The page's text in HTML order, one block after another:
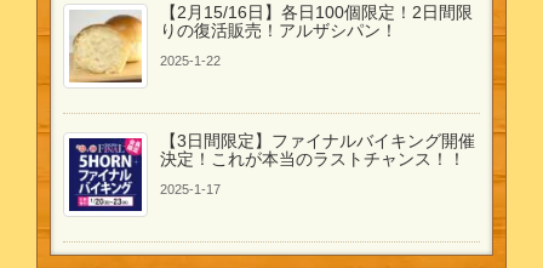
【2月15/16日】各日100個限定！2日間限
りの復活販売！アルザシパン！
2025-1-22
【3日間限定】ファイナルバイキング開催
決定！これが本当のラストチャンス！！
2025-1-17